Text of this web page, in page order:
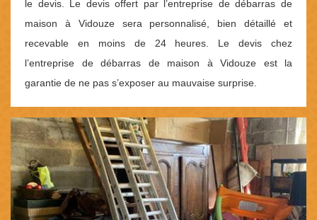
le devis. Le devis offert par l’entreprise de débarras de
maison à Vidouze sera personnalisé, bien détaillé et
recevable en moins de 24 heures. Le devis chez
l’entreprise de débarras de maison à Vidouze est la
garantie de ne pas s’exposer au mauvaise surprise.